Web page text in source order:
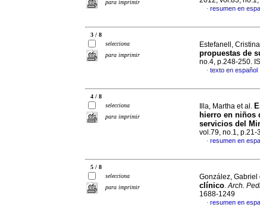
para imprimir
· resumen en
3 / 8
selecciona
para imprimir
Estefanell,
propuestas de
no.4, p.248-250.
· texto en español
4 / 8
selecciona
para imprimir
Illa, Martha et al.
hierro en niños
servicios del
vol.79, no.1, p.21-
· resumen en
5 / 8
selecciona
para imprimir
González, Gabriel
clínico.Arch.
1688-1249
· resumen en